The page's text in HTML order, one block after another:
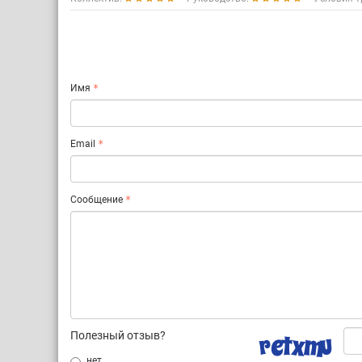
Имя
Email
Сообщение
Полезный отзыв?